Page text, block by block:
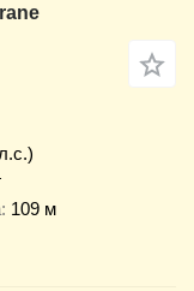
109 м